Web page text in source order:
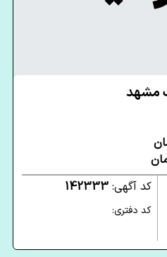
کد آگهی: 142333
کد دفتری: